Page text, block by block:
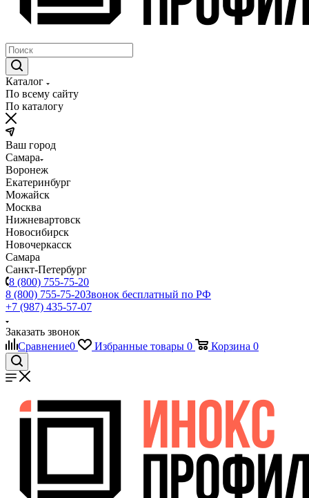
Каталог
По всему сайту
По каталогу
Ваш город
Самара
Воронеж
Екатеринбург
Можайск
Москва
Нижневартовск
Новосибирск
Новочеркасск
Самара
Санкт-Петербург
8 (800) 755-75-20
8 (800) 755-75-20Звонок бесплатный по РФ
+7 (987) 435-57-07
Заказать звонок
Сравнение0 Избранные товары 0 Корзина 0